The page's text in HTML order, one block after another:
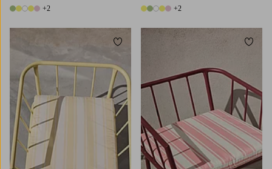
7 Farben
+2
7 Farben
+2
Zu Favoriten hinzufügen Zu